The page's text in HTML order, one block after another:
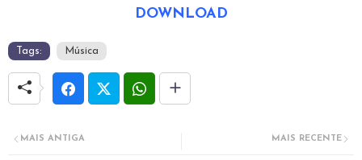
DOWNLOAD
Tags: Música
MAIS RECENTE
MAIS ANTIGA